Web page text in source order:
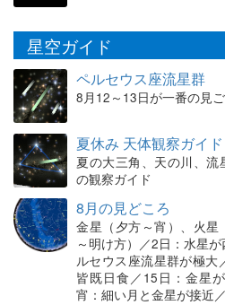
星空ガイド
ペルセウス座流星群
8月12～13日が一番の見
夏休み 天体観察ガイド
夏の大三角、天の川、
の観察ガイド
8月の見どころ
金星（夕方～宵）、火
～明け方）／2日：水星
ルセウス座流星群が極
皆既日食／15日：金星
宵：細い月と金星が接近